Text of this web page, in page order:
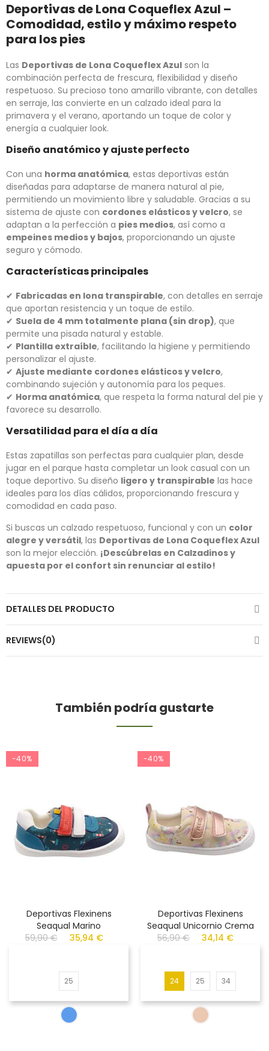
Deportivas de Lona Coqueflex Azul –
Comodidad, estilo y máximo respeto
para los pies
Las Deportivas de Lona Coqueflex Azul son la
combinación perfecta de frescura, flexibilidad y diseño
respetuoso. Su precioso tono amarillo vibrante, con detalles
en serraje, las convierte en un calzado ideal para la
primavera y el verano, aportando un toque de color y
energía a cualquier look.
Diseño anatómico y ajuste perfecto
Con una horma anatómica, estas deportivas están
diseñadas para adaptarse de manera natural al pie,
permitiendo un movimiento libre y saludable. Gracias a su
sistema de ajuste con cordones elásticos y velcro, se
adaptan a la perfección a pies medios, así como a
empeines medios y bajos, proporcionando un ajuste
seguro y cómodo.
Características principales
✔ Fabricadas en lona transpirable, con detalles en serraje
que aportan resistencia y un toque de estilo.
✔ Suela de 4 mm totalmente plana (sin drop), que
permite una pisada natural y estable.
✔ Plantilla extraíble, facilitando la higiene y permitiendo
personalizar el ajuste.
✔ Ajuste mediante cordones elásticos y velcro,
combinando sujeción y autonomía para los peques.
✔ Horma anatómica, que respeta la forma natural del pie y
favorece su desarrollo.
Versatilidad para el día a día
Estas zapatillas son perfectas para cualquier plan, desde
jugar en el parque hasta completar un look casual con un
toque deportivo. Su diseño ligero y transpirable las hace
ideales para los días cálidos, proporcionando frescura y
comodidad en cada paso.
Si buscas un calzado respetuoso, funcional y con un color
alegre y versátil, las Deportivas de Lona Coqueflex Azul
son la mejor elección. ¡Descúbrelas en Calzadinos y
apuesta por el confort sin renunciar al estilo!
DETALLES DEL PRODUCTO
REVIEWS(0)
También podría gustarte
-40%
Deportivas Flexinens
Seaqual Marino
59,90 €
35,94 €
25
-40%
Deportivas Flexinens
Seaqual Unicornio Crema
56,90 €
34,14 €
24 25 34